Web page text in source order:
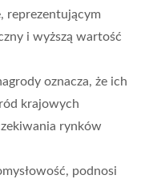
reprezentującym
i wyższą wartość
oznacza, że ich
krajowych
rynków
podnosi